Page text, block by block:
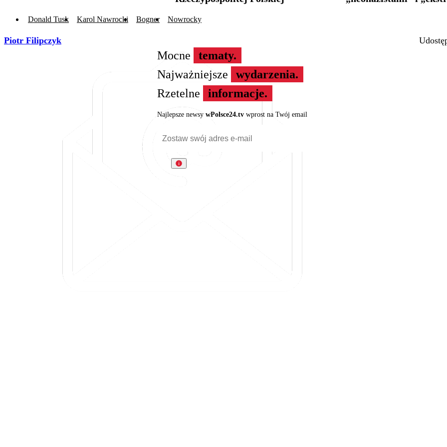
Donald Tusk Karol Nawrocki Bogner Nowrocky
Piotr Filipczyk
Mocne
tematy.
Najważniejsze
wydarzenia.
Rzetelne
informacje.
Najlepsze newsy wPolsce24.tvwprost na Twój email